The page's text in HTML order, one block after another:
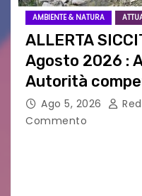
AMBIENTE & NATURA
ALLERTA
Agosto 2026 :
Autorità
Ago 5, 2026
Commento